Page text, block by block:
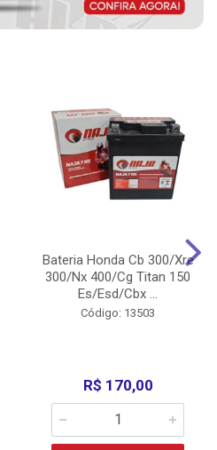
Bateria Honda Cb 300/Xre
300/Nx 400/Cg Titan 150
Es/Esd/Cbx ...
Código: 13503
R$ 170,00